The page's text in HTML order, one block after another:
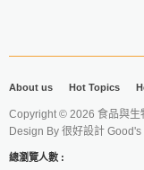
About us Hot Topics
Copyright © 2026 食品與生
Design By 很好設計
總瀏覽人數 :